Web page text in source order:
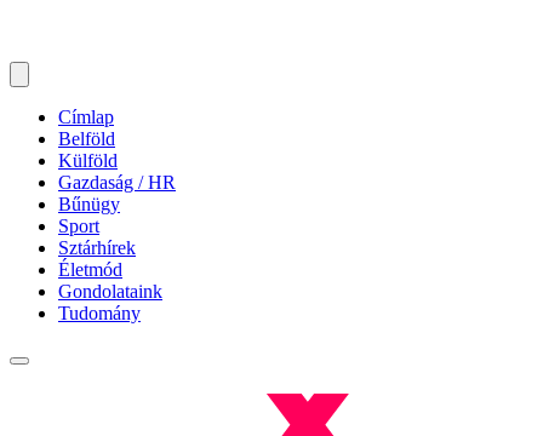
Címlap
Belföld
Külföld
Gazdaság / HR
Bűnügy
Sport
Sztárhírek
Életmód
Gondolataink
Tudomány